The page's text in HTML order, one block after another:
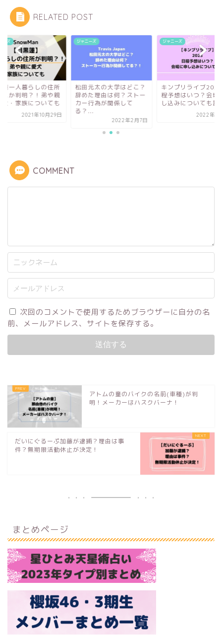
RELATED POST
ーズ
蓮一人暮らしの住所
こか判明？！弟や親
犬・家族についても
2021年10月29日
ジャニーズ
松田元太の大学はどこ？
辞めた理由は何？ストー
カー行為が関係して
る？...
2022年2月7日
ジャニーズ
キンプリライブ
程予想はいつ？会場
し込みについても調
2022年11
COMMENT
次回のコメントで使用するためブラウザーに自分の名
前、メールアドレス、サイトを保存する。
アトムの童のバイクの名前(車種)が判
明！メーカーはハスクバーナ！
だいにぐるーぷ加藤が逮捕？理由は事
件？無期限活動休止が決定！
まとめページ